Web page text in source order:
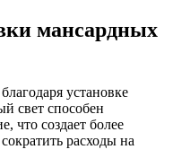
мансардных
установке
свет способен
что создает более
расходы на